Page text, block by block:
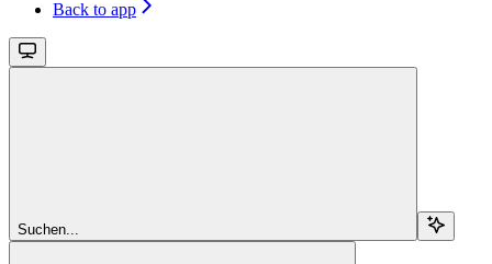
Back to app
Suchen...